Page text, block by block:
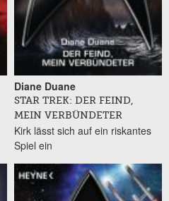
Diane Duane
STAR TREK: DER FEIND,
MEIN VERBÜNDETER
Kirk lässt sich auf ein riskantes
Spiel ein